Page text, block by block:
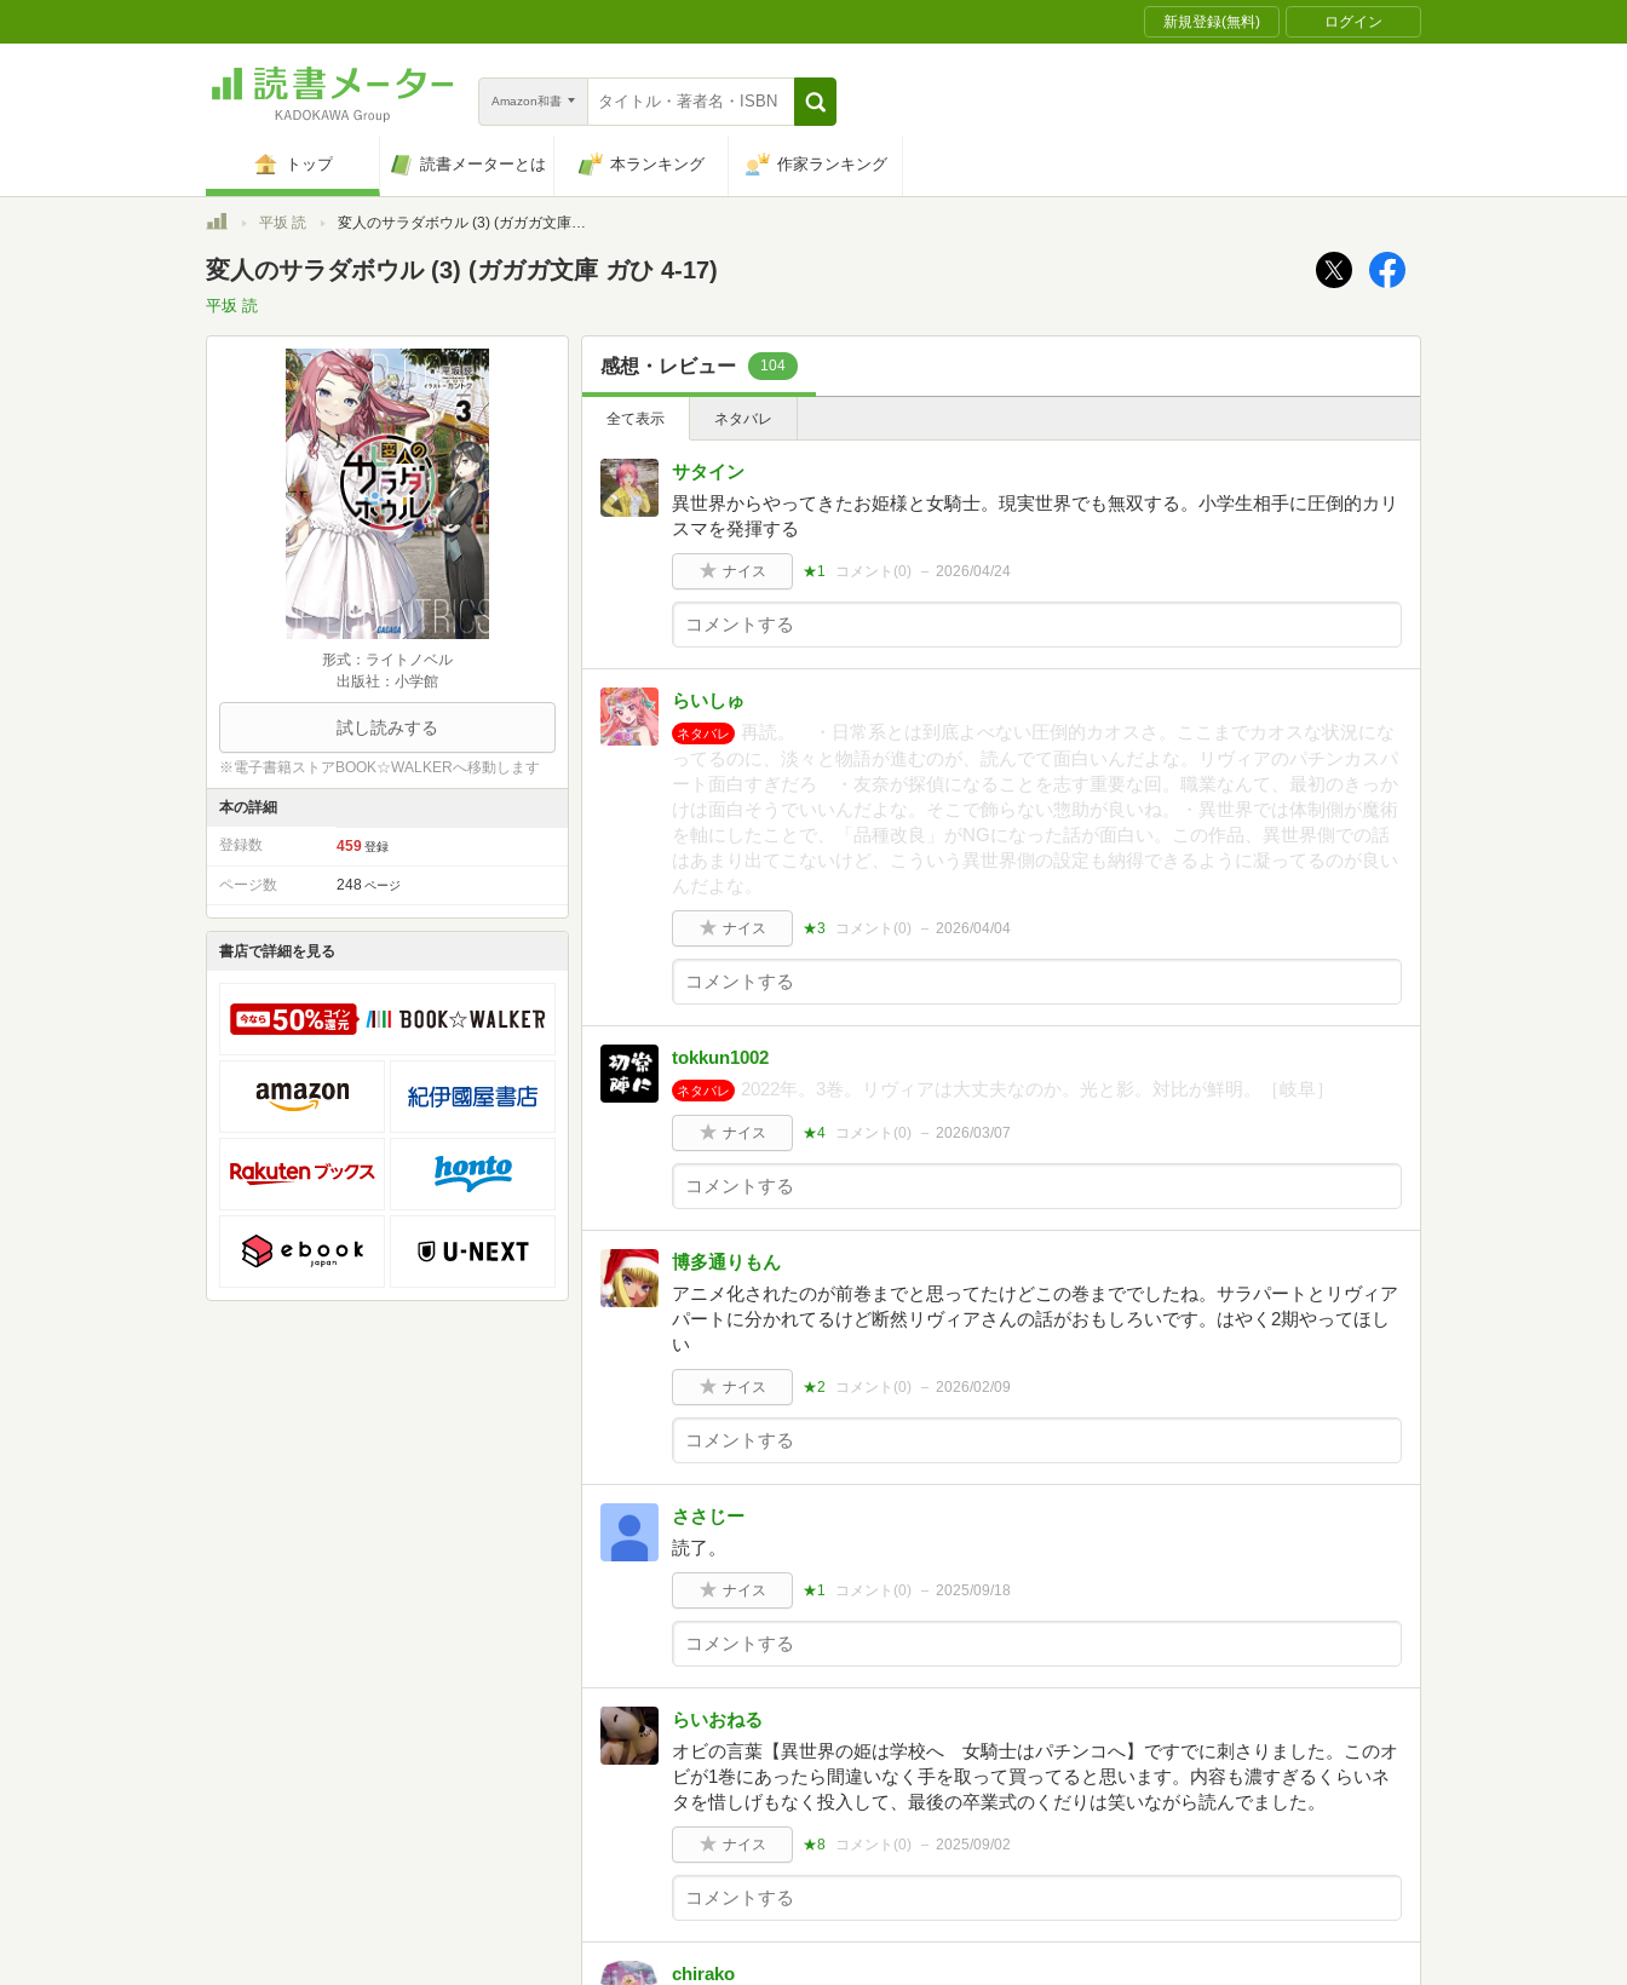
新規登録(無料) ログイン
Amazon和書
トップ 読書メーターとは 本ランキング 作家ランキング
トップ平坂 読 変人のサラダボウル (3) (ガガガ文庫 ガひ 4-17)
変人のサラダボウル (3) (ガガガ文庫 ガひ 4-17)
平坂 読
形式：ライトノベル
出版社：小学館
試し読みする
※電子書籍ストアBOOK☆WALKERへ移動します
本の詳細
登録数 459 登録
ページ数 248 ページ
書店で詳細を見る
感想・レビュー 104
全て表示 ネタバレ
サタイン
異世界からやってきたお姫様と女騎士。現実世界でも無双する。小学生相手に圧倒的カリ
スマを発揮する
ナイス ★1 コメント(0) 2026/04/24
らいしゅ
ネタバレ
再読。 ・日常系とは到底よべない圧倒的カオスさ。ここまでカオスな状況にな
ってるのに、淡々と物語が進むのが、読んでて面白いんだよな。リヴィアのパチンカスパ
ート面白すぎだろ ・友奈が探偵になることを志す重要な回。職業なんて、最初のきっか
けは面白そうでいいんだよな。そこで飾らない惣助が良いね。・異世界では体制側が魔術
を軸にしたことで、「品種改良」がNGになった話が面白い。この作品、異世界側での話
はあまり出てこないけど、こういう異世界側の設定も納得できるように凝ってるのが良い
んだよな。
ナイス ★3 コメント(0) 2026/04/04
tokkun1002
ネタバレ 2022年。3巻。リヴィアは大丈夫なのか。光と影。対比が鮮明。［岐阜］
ナイス ★4 コメント(0) 2026/03/07
博多通りもん
アニメ化されたのが前巻までと思ってたけどこの巻まででしたね。サラパートとリヴィア
パートに分かれてるけど断然リヴィアさんの話がおもしろいです。はやく2期やってほし
い
ナイス ★2 コメント(0) 2026/02/09
ささじー
読了。
ナイス ★1 コメント(0) 2025/09/18
らいおねる
オビの言葉【異世界の姫は学校へ 女騎士はパチンコへ】ですでに刺さりました。このオ
ビが1巻にあったら間違いなく手を取って買ってると思います。内容も濃すぎるくらいネ
タを惜しげもなく投入して、最後の卒業式のくだりは笑いながら読んでました。
ナイス ★8 コメント(0) 2025/09/02
chirako